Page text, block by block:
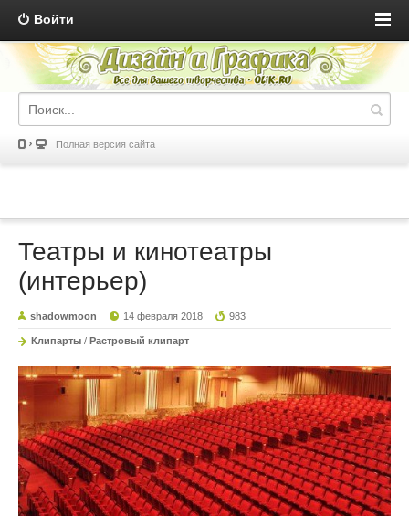
Войти
Полная версия сайта
Театры и кинотеатры
(интерьер)
shadowmoon 14 февраля 2018 983
Клипарты / Растровый клипарт